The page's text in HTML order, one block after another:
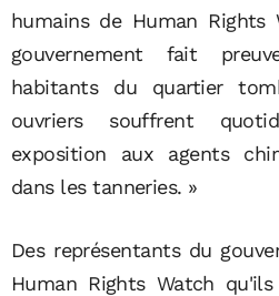
humains de Human
gouvernement fait
habitants du quartier
ouvriers souffrent
exposition aux agents
dans les tanneries. »
Des représentants du
Human Rights Watch